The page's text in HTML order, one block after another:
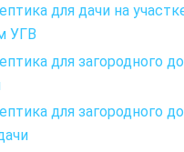
для дачи на
УГВ
для загородного
для загородного